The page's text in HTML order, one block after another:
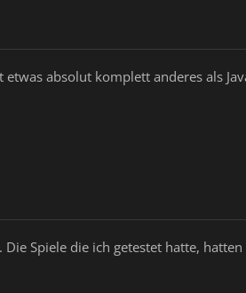
etwas absolut komplett anderes als
Spiele die ich getestet hatte,